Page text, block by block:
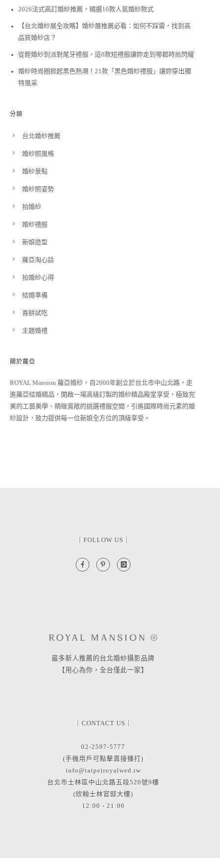
2026法式高訂婚紗推薦，精選10款人氣婚紗款式
【台北婚紗展全攻略】婚紗展推薦必看：如何不踩雷，找到高
品質婚紗店？
從輕婚紗到派對尾牙禮服，這8款短禮服讓妳走到哪都時尚閃耀
婚紗時尚圈掀起黑色熱潮！21款「黑色婚紗禮服」讓妳穿出獨
特風采
分類
台北婚紗推薦
婚紗照風格
婚紗景點
婚紗照姿勢
拍婚紗
婚紗禮服
新娘造型
蘿亞淘心話
拍婚紗心得
結婚準備
喜餅試吃
主題婚禮
關於蘿亞
ROYAL Mansion 蘿亞婚紗，自2000年創立於台北市中山北路，走
進蘿亞結婚精品，開啟一場高級訂製的婚紗精品殿堂享受，極致完
美的工藝美學、精緻寬敞的挑選禮服空間，引進國際時尚元素的婚
紗設計，致力提供每一位新娘全方位的頂級享受。
｜FOLLOW US｜
最多新人推薦的台北婚紗攝影品牌
【用心為你，全台僅此一家】
｜CONTACT US｜
02-2597-5777
(手機用戶可點擊直接播打)
info@taipeiroyalwed.tw
台北市士林區中山北路五段520號9樓
(欣翰士林官邸大樓)
12:00 - 21:00